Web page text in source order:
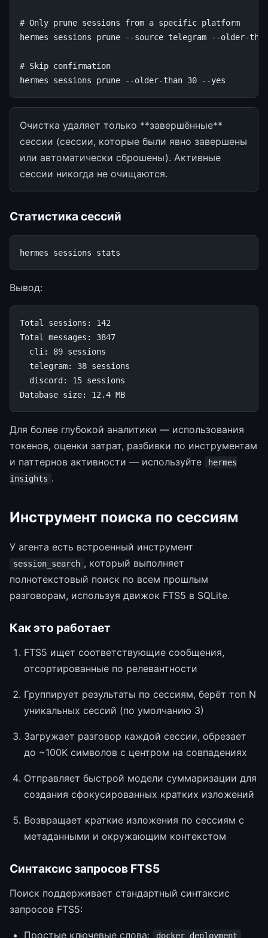
# Only prune sessions from a specific platform
hermes
sessions prune --source telegram --older-than
# Skip confirmation
hermes
sessions prune --older-than 30
Очистка удаляет только **завершённые**
сессии (сессии, которые были явно завершены
или автоматически сброшены). Активные
сессии никогда не очищаются.
Статистика сессий
hermes sessions
Вывод:
Total sessions: 142
Total messages: 3847
  cli: 89 sessions
  telegram: 38 sessions
  discord: 15 sessions
Для более глубокой аналитики — использования
токенов, оценки затрат, разбивки по инструментам
и паттернов активности — используйте
hermes
insights .
Инструмент поиска по сессиям
У агента есть встроенный инструмент
session_search , который выполняет
полнотекстовый поиск по всем прошлым
разговорам, используя движок FTS5 в SQLite.
Как это работает
FTS5 ищет соответствующие сообщения,
отсортированные по релевантности
Группирует результаты по сессиям, берёт топ N
уникальных сессий (по умолчанию 3)
Загружает разговор каждой сессии, обрезает
до ~100K символов с центром на совпадениях
Отправляет быстрой модели суммаризации для
создания сфокусированных кратких изложений
Возвращает краткие изложения по сессиям с
метаданными и окружающим контекстом
Синтаксис запросов FTS5
Поиск поддерживает стандартный синтаксис
запросов FTS5:
Простые ключевые слова: docker deployment